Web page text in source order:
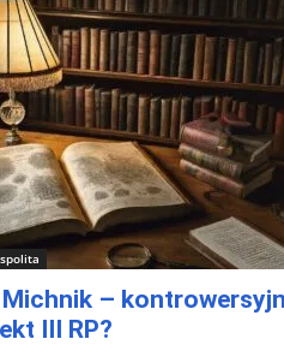
Michnik –
III RP?